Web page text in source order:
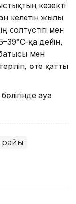
кезекті
келетін жылы
солтүстігі мен
қа дейін,
батысы мен
өте қатты
ауа
райы